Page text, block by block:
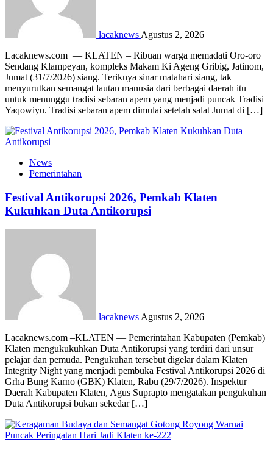
lacaknews Agustus 2, 2026
Lacaknews.com — KLATEN – Ribuan warga memadati Oro-oro
Sendang Klampeyan, kompleks Makam Ki Ageng Gribig, Jatinom,
Jumat (31/7/2026) siang. Teriknya sinar matahari siang, tak
menyurutkan semangat lautan manusia dari berbagai daerah itu
untuk menunggu tradisi sebaran apem yang menjadi puncak Tradisi
Yaqowiyu. Tradisi sebaran apem dimulai setelah salat Jumat di […]
News
Pemerintahan
Festival Antikorupsi 2026, Pemkab Klaten
Kukuhkan Duta Antikorupsi
lacaknews Agustus 2, 2026
Lacaknews.com –KLATEN — Pemerintahan Kabupaten (Pemkab)
Klaten mengukukuhkan Duta Antikorupsi yang terdiri dari unsur
pelajar dan pemuda. Pengukuhan tersebut digelar dalam Klaten
Integrity Night yang menjadi pembuka Festival Antikorupsi 2026 di
Grha Bung Karno (GBK) Klaten, Rabu (29/7/2026). Inspektur
Daerah Kabupaten Klaten, Agus Suprapto mengatakan pengukuhan
Duta Antikorupsi bukan sekedar […]